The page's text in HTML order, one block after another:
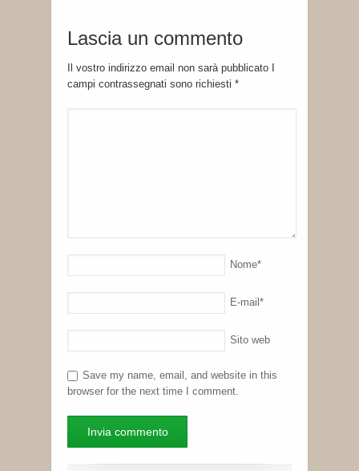
Lascia un commento
Il vostro indirizzo email non sarà pubblicato I
campi contrassegnati sono richiesti *
Nome*
E-mail *
Sito web
Save my name, email, and website in this
browser for the next time I comment.